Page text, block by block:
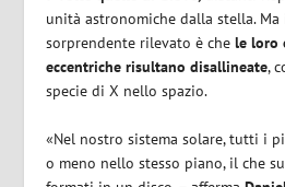
unità astronomiche dalla stella.
sorprendente rilevato è chele loro
eccentriche risultano disallineate,
specie di X nello spazio.
«Nel nostro sistema solare, tutti i
o meno nello stesso piano, il che